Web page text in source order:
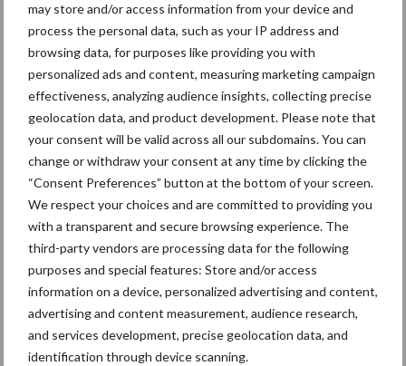
may store and/or access information from your device and
process the personal data, such as your IP address and
browsing data, for purposes like providing you with
personalized ads and content, measuring marketing campaign
effectiveness, analyzing audience insights, collecting precise
geolocation data, and product development. Please note that
your consent will be valid across all our subdomains. You can
change or withdraw your consent at any time by clicking the
“Consent Preferences” button at the bottom of your screen.
We respect your choices and are committed to providing you
with a transparent and secure browsing experience. The
third-party vendors are processing data for the following
purposes and special features: Store and/or access
information on a device, personalized advertising and content,
advertising and content measurement, audience research,
and services development, precise geolocation data, and
identification through device scanning.
Primaire
Sidebar
Recent nieuws Partner nieuws
8 jan
Landelijke Landbouwnormen 2025
23 dec
10 praktisch tips om je voor te
bereiden op mogelijke uitval van het
stroomnet
23 dec
EU-pluimveesector groeit door,
maar tempo vlakt af
Toon meer